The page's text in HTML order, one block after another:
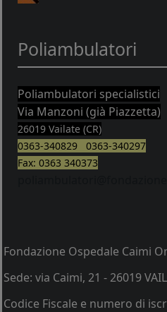
Poliambulatori
Poliambulatori specialistici
Via Manzoni (già Piazzetta)
26019 Vailate (CR)
0363-340829 0363-340297
Fax: 0363 340373
Fondazione Ospedale Caimi
Sede: via Caimi, 21 - 26019
Codice Fiscale e numero di